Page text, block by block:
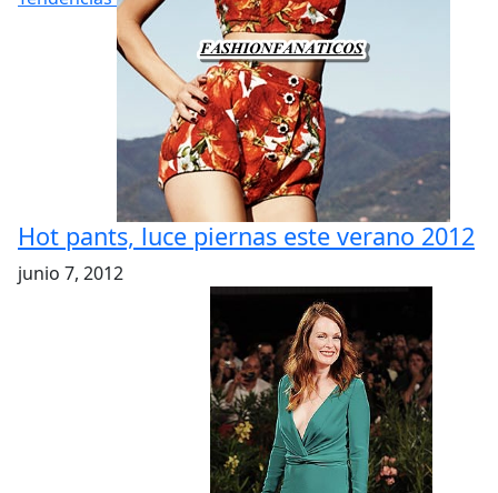
Hot pants, luce piernas este verano 2012
junio 7, 2012